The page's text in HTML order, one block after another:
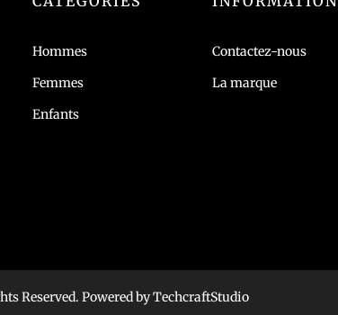
Hommes
Femmes
Enfants
Contactez-nous
La marque
Reserved. Powered byTechcraftStudio